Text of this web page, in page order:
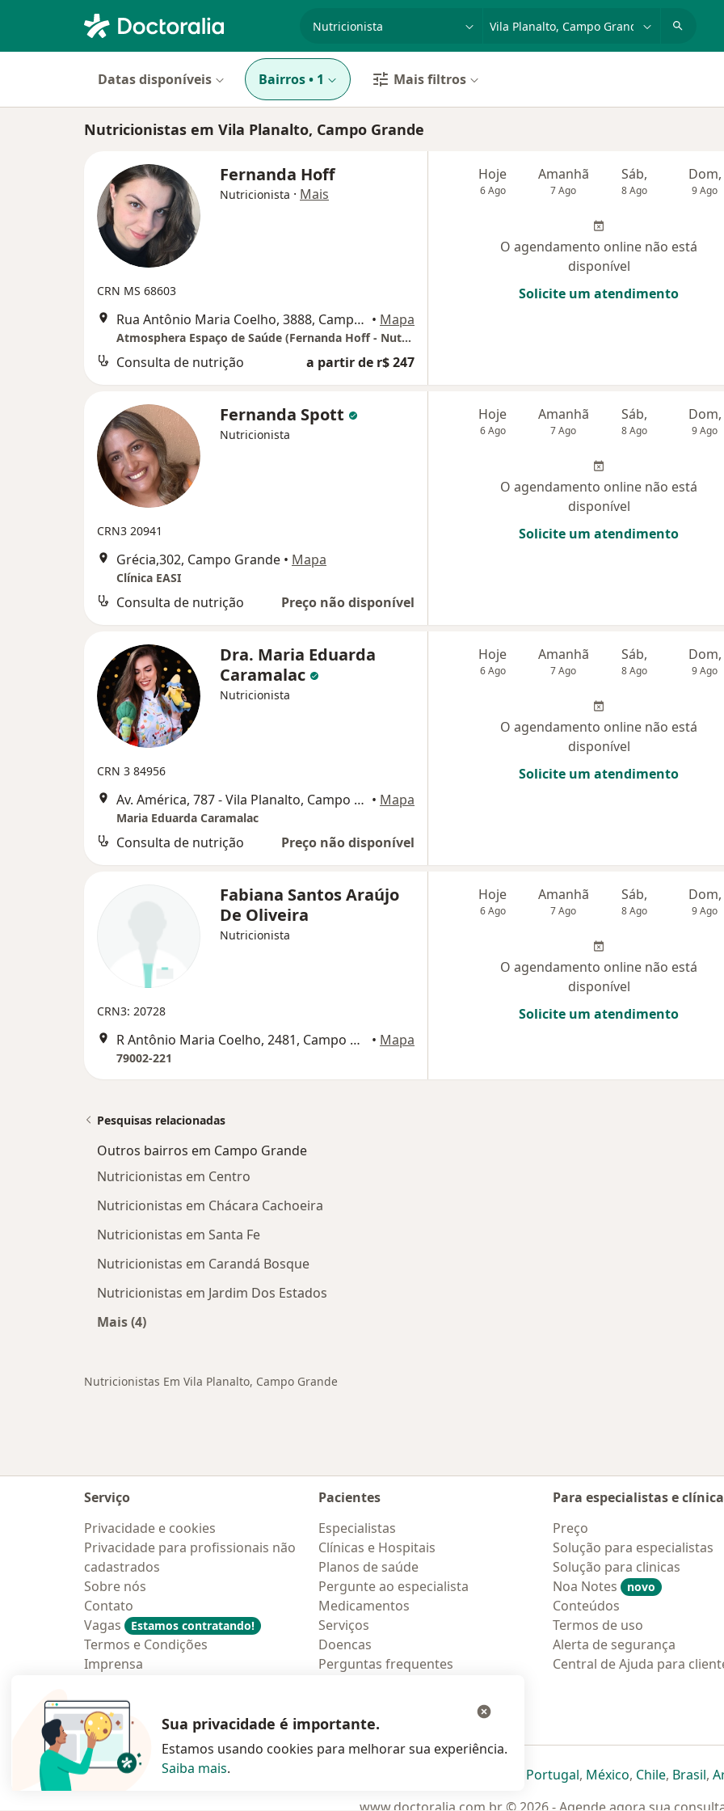
Datas disponíveis Bairros• 1 Mais filtros
Nutricionistas em Vila Planalto, Campo Grande
Fernanda Hoff
Nutricionista · Mais
CRN MS 68603
Rua Antônio Maria Coelho, 3888, Campo Grande • Mapa
Atmosphera Espaço de Saúde (Fernanda Hoff - Nutricionista)
Consulta de nutrição a partir de r$ 247
Hoje
6 Ago
Amanhã
7 Ago
Sáb,
8 Ago
Dom,
9 Ago
O agendamento online não está
disponível
Solicite um atendimento
Fernanda Spott
Nutricionista
CRN3 20941
Grécia,302, Campo Grande • Mapa
Clínica EASI
Consulta de nutrição Preço não disponível
Hoje
6 Ago
Amanhã
7 Ago
Sáb,
8 Ago
Dom,
9 Ago
O agendamento online não está
disponível
Solicite um atendimento
Dra. Maria Eduarda
Caramalac
Nutricionista
CRN 3 84956
Av. América, 787 - Vila Planalto, Campo Grande • Mapa
Maria Eduarda Caramalac
Consulta de nutrição Preço não disponível
Hoje
6 Ago
Amanhã
7 Ago
Sáb,
8 Ago
Dom,
9 Ago
O agendamento online não está
disponível
Solicite um atendimento
Fabiana Santos Araújo
De Oliveira
Nutricionista
CRN3: 20728
R Antônio Maria Coelho, 2481, Campo Grande • Mapa
79002-221
Hoje
6 Ago
Amanhã
7 Ago
Sáb,
8 Ago
Dom,
9 Ago
O agendamento online não está
disponível
Solicite um atendimento
Pesquisas relacionadas
Outros bairros em Campo Grande
Nutricionistas em Centro
Nutricionistas em Chácara Cachoeira
Nutricionistas em Santa Fe
Nutricionistas em Carandá Bosque
Nutricionistas em Jardim Dos Estados
Mais (4)
Nutricionistas Em Vila Planalto, Campo Grande
Serviço
Privacidade e cookies
Privacidade para profissionais não
cadastrados
Sobre nós
Contato
Vagas
Estamos contratando!
Termos e Condições
Imprensa
Pacientes
Especialistas
Clínicas e Hospitais
Planos de saúde
Pergunte ao especialista
Medicamentos
Serviços
Doencas
Perguntas frequentes
Para especialistas e
Preço
Solução para especialistas
Solução para clinicas
Noa Notes
novo
Conteúdos
Termos de uso
Alerta de segurança
Central de Ajuda para
Polska abre num novo separadorabre num novo separador
abre num novo separador
Portugalabre num novo
, Méxicoabre num
, Chileabre
, Brasil,
www.doctoralia.com.br © 2026 - Agende agora sua
Sua privacidade é importante.
Estamos usando cookies para melhorar sua experiência.
Saiba mais.